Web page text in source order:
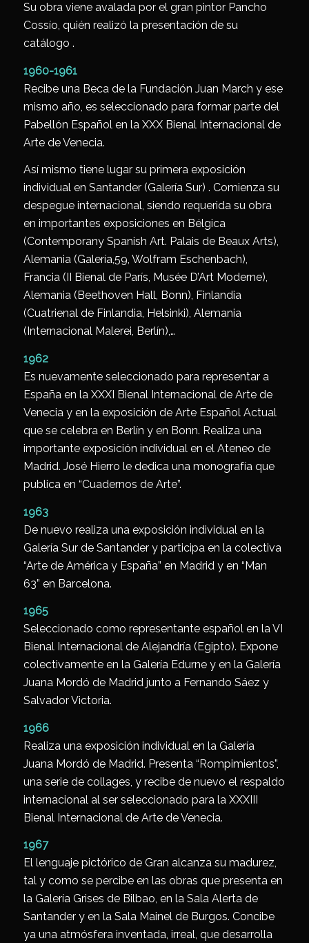
Su obra viene avalada por el gran pintor Pancho
Cossío, quién realizó la presentación de su
catálogo .
1960-1961
Recibe una Beca de la Fundación Juan March y ese
mismo año, es seleccionado para formar parte del
Pabellón Español en la XXX Bienal Internacional de
Arte de Venecia.
Así mismo tiene lugar su primera exposición
individual en Santander (Galería Sur) . Comienza su
despegue internacional, siendo requerida su obra
en importantes exposiciones en Bélgica
(Contemporany Spanish Art. Palais de Beaux Arts),
Alemania (Galería,59, Wolfram Eschenbach),
Francia (II Bienal de París, Musée D’Art Moderne),
Alemania (Beethoven Hall, Bonn), Finlandia
(Cuatrienal de Finlandia, Helsinki), Alemania
(Internacional Malerei, Berlín),…
1962
Es nuevamente seleccionado para representar a
España en la XXXI Bienal Internacional de Arte de
Venecia y en la exposición de Arte Español Actual
que se celebra en Berlín y en Bonn. Realiza una
importante exposición individual en el Ateneo de
Madrid. José Hierro le dedica una monografía que
publica en “Cuadernos de Arte”.
1963
De nuevo realiza una exposición individual en la
Galería Sur de Santander y participa en la colectiva
“Arte de América y España” en Madrid y en “Man
63” en Barcelona.
1965
Seleccionado como representante español en la VI
Bienal Internacional de Alejandría (Egipto). Expone
colectivamente en la Galería Edurne y en la Galería
Juana Mordó de Madrid junto a Fernando Sáez y
Salvador Victoria.
1966
Realiza una exposición individual en la Galería
Juana Mordó de Madrid. Presenta “Rompimientos”,
una serie de collages, y recibe de nuevo el respaldo
internacional al ser seleccionado para la XXXIII
Bienal Internacional de Arte de Venecia.
1967
El lenguaje pictórico de Gran alcanza su madurez,
tal y como se percibe en las obras que presenta en
la Galería Grises de Bilbao, en la Sala Alerta de
Santander y en la Sala Mainel de Burgos. Concibe
ya una atmósfera inventada, irreal, que desarrolla